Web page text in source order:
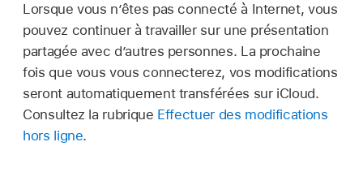
Lorsque vous n’êtes pas connecté à Internet, vous
pouvez continuer à travailler sur une présentation
partagée avec d’autres personnes. La prochaine
fois que vous vous connecterez, vos modifications
seront automatiquement transférées sur iCloud.
Consultez la rubrique Effectuer des modifications
hors ligne.